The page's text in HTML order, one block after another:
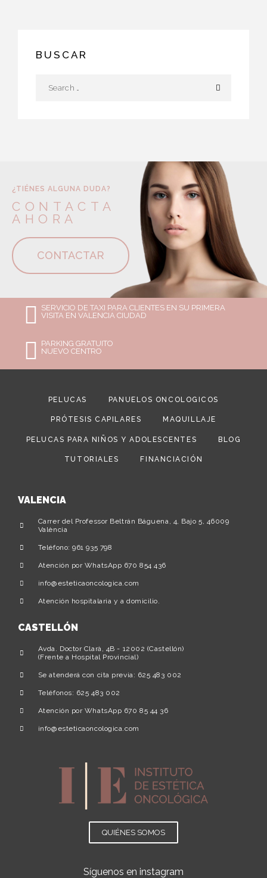
BUSCAR
¿TIÉNES ALGUNA DUDA?
CONTACTA
AHORA
CONTACTAR
SERVICIO DE TAXI PARA CLIENTES EN SU PRIMERA
VISITA EN VALENCIA CIUDAD
PARKING GRATUITO
NUEVO CENTRO
PELUCAS PAÑUELOS ONCOLÓGICOS
PRÓTESIS CAPILARES MAQUILLAJE
PELUCAS PARA NIÑOS Y ADOLESCENTES BLOG
TUTORIALES FINANCIACIÓN
VALENCIA
Carrer del Professor Beltrán Báguena, 4, Bajo 5, 46009
València
Teléfono: 961 935 798
Atención por WhatsApp 670 854 436
info@esteticaoncologica.com
Atención hospitalaria y a domicilio.
CASTELLÓN
Avda. Doctor Clarà, 4B - 12002 (Castellón)
(Frente a Hospital Provincial)
Se atenderá con cita previa: 625 483 002
Teléfonos: 625 483 002
Atención por WhatsApp 670 85 44 36
info@esteticaoncologica.com
QUIÉNES SOMOS
Síguenos en instagram